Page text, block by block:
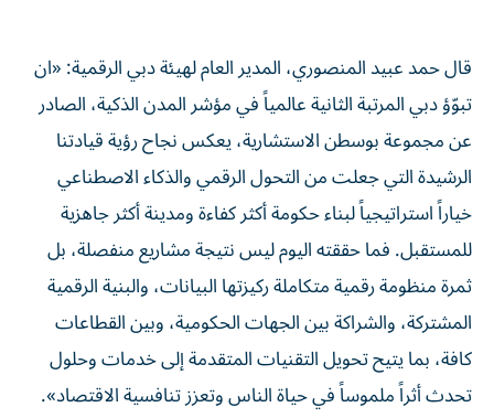
قال حمد عبيد المنصوري، المدير العام لهيئة دبي الرقمية: «ان
تبوّؤ دبي المرتبة الثانية عالمياً في مؤشر المدن الذكية، الصادر
عن مجموعة بوسطن الاستشارية، يعكس نجاح رؤية قيادتنا
الرشيدة التي جعلت من التحول الرقمي والذكاء الاصطناعي
خياراً استراتيجياً لبناء حكومة أكثر كفاءة ومدينة أكثر جاهزية
للمستقبل. فما حققته اليوم ليس نتيجة مشاريع منفصلة، بل
ثمرة منظومة رقمية متكاملة ركيزتها البيانات، والبنية الرقمية
المشتركة، والشراكة بين الجهات الحكومية، وبين القطاعات
كافة، بما يتيح تحويل التقنيات المتقدمة إلى خدمات وحلول
تحدث أثراً ملموساً في حياة الناس وتعزز تنافسية الاقتصاد».